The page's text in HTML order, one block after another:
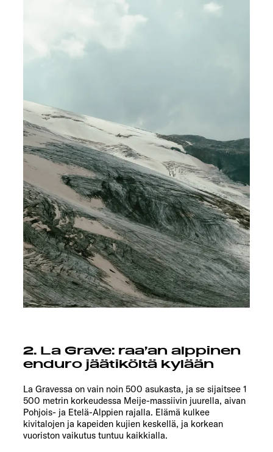
2. La Grave: raa’an alppinen
enduro jäätiköltä kylään
La Gravessa on vain noin 500 asukasta, ja se sijaitsee 1
500 metrin korkeudessa Meije-massiivin juurella, aivan
Pohjois- ja Etelä-Alppien rajalla. Elämä kulkee
kivitalojen ja kapeiden kujien keskellä, ja korkean
vuoriston vaikutus tuntuu kaikkialla.